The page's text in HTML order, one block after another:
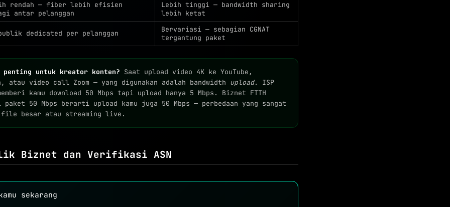
rendah — fiber lebih efisien
antar pelanggan
Lebih tinggi — bandwidth sharing
lebih ketat
dedicated per pelanggan
Bervariasi — sebagian CGNAT
tergantung paket
penting untuk kreator konten? Saat upload video 4K ke YouTube,
atau video call Zoom — yang digunakan adalah bandwidth upload. ISP
kamu download 50 Mbps tapi upload hanya 5 Mbps. Biznet FTTH
50 Mbps berarti upload kamu juga 50 Mbps — perbedaan yang sangat
file besar atau streaming live.
Biznet dan Verifikasi ASN
sekarang